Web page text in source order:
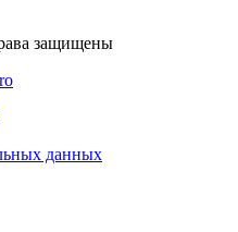
защищены
данных